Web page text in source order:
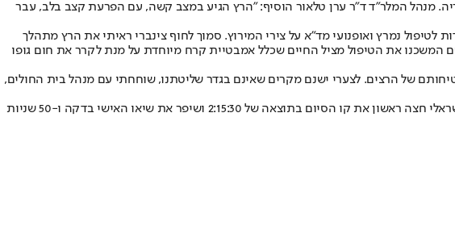
החולים פוריה. מנהל המלר״ד ד״ר ערן טלאור הוסיף: "הרץ הגיע במצב קשה, עם הפרעת קצב בלב, עבר
נמרץ ואופנועי מד"א על צירי המירוץ. סמוך לחוף צינברי ראיתי את הרץ מתהלך
המשכנו את הטיפול מציל החיים שכלל אמבטיית קרח מיוחדת על מנת לקרר את חום גופו
של הרצים. לצערי ישנם מקרים שאינם בגדר שליטתנו, שוחחתי עם מנהל בית החולים,
במרתון עצמו, שנדחה מיום שישי עקב מזג האוויר הסוער, לקחו חלק 7,000 רצים, מתוכם 145 רצים מ- 32 מדינות. דיאנה אמרה הישראלי חצה ראשון את קו הסיום בתוצאה של 2:15:30 ושיפר את שיאו האישי בדקה ו-50 שניות